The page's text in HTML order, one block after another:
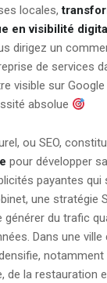
locales,
en visibilité
dirigez un
de services
visible sur Google
absolue
ou SEO,
pour développer
payantes qui
une stratégie
du trafic
Dans une
notamment
de la restauration